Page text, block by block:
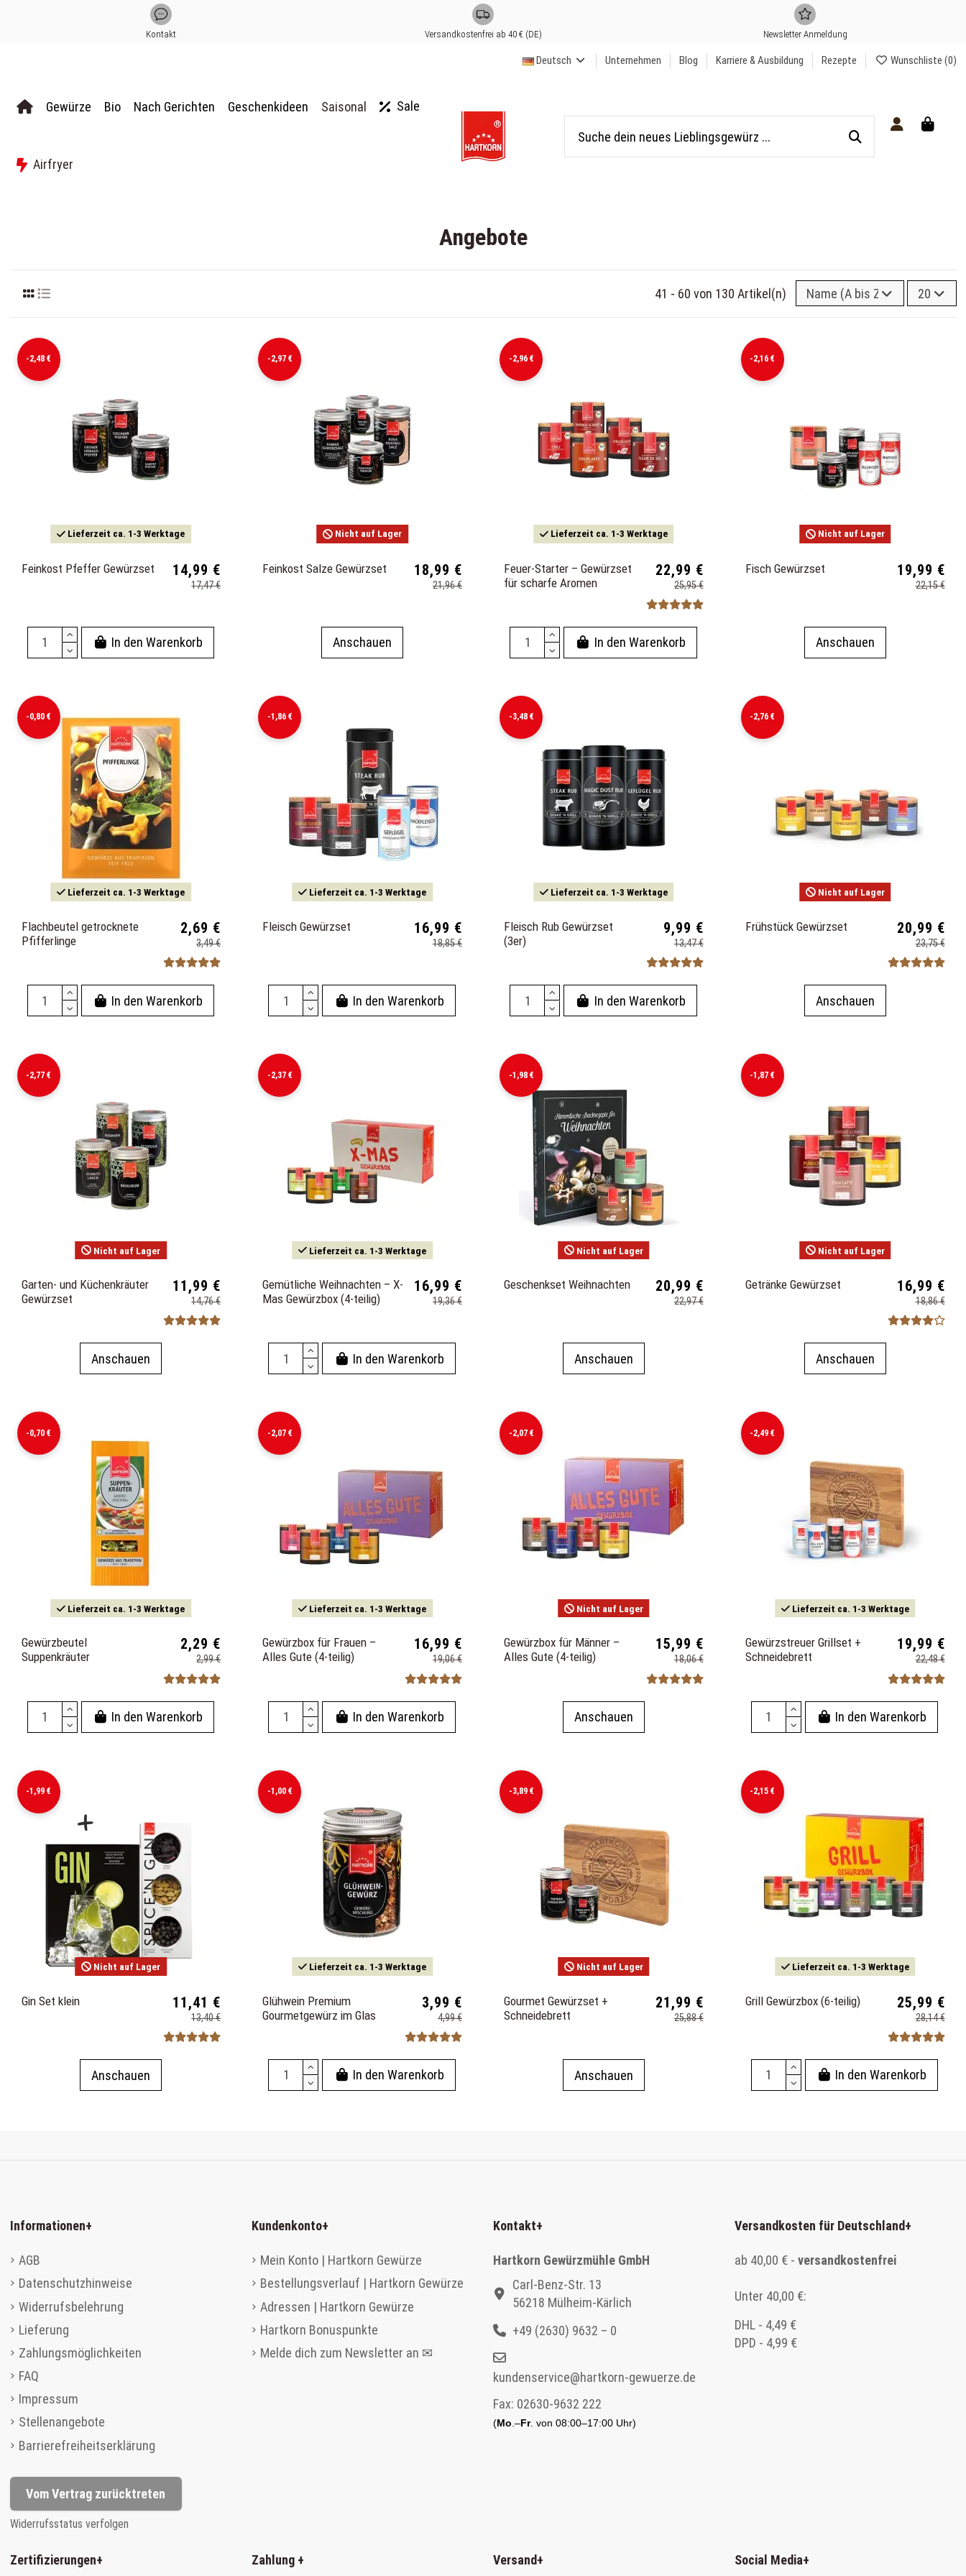
Kontakt Versandkostenfrei ab 40 € (DE) Newsletter Anmeldung
Deutsch Unternehmen Blog Karriere & Ausbildung Rezepte Wunschliste (0)
Gewürze Bio Nach Gerichten Geschenkideen Saisonal Sale
Airfryer
Angebote
41 - 60 von 130 Artikel(n) Name (A bis Z) 20
-2,48 €
Lieferzeit ca. 1-3 Werktage
Feinkost Pfeffer Gewürzset 14,99 €
17,47 €
In den Warenkorb
-2,97 €
Nicht auf Lager
Feinkost Salze Gewürzset 18,99 €
21,96 €
Anschauen
-2,96 €
Lieferzeit ca. 1-3 Werktage
Feuer-Starter – Gewürzset
für scharfe Aromen
22,99 €
25,95 €
In den Warenkorb
-2,16 €
Nicht auf Lager
Fisch Gewürzset 19,99 €
22,15 €
Anschauen
-0,80 €
Lieferzeit ca. 1-3 Werktage
Flachbeutel getrocknete
Pfifferlinge
2,69 €
3,49 €
In den Warenkorb
-1,86 €
Lieferzeit ca. 1-3 Werktage
Fleisch Gewürzset 16,99 €
18,85 €
In den Warenkorb
-3,48 €
Lieferzeit ca. 1-3 Werktage
Fleisch Rub Gewürzset
(3er)
9,99 €
13,47 €
In den Warenkorb
-2,76 €
Nicht auf Lager
Frühstück Gewürzset 20,99 €
23,75 €
Anschauen
-2,77 €
Nicht auf Lager
Garten- und Küchenkräuter
Gewürzset
11,99 €
14,76 €
Anschauen
-2,37 €
Lieferzeit ca. 1-3 Werktage
Gemütliche Weihnachten – X-
Mas Gewürzbox (4-teilig)
16,99 €
19,36 €
In den Warenkorb
-1,98 €
Nicht auf Lager
Geschenkset Weihnachten 20,99 €
22,97 €
Anschauen
-1,87 €
Nicht auf Lager
Getränke Gewürzset 16,99 €
18,86 €
Anschauen
-0,70 €
Lieferzeit ca. 1-3 Werktage
Gewürzbeutel
Suppenkräuter
2,29 €
2,99 €
In den Warenkorb
-2,07 €
Lieferzeit ca. 1-3 Werktage
Gewürzbox für Frauen –
Alles Gute (4-teilig)
16,99 €
19,06 €
In den Warenkorb
-2,07 €
Nicht auf Lager
Gewürzbox für Männer –
Alles Gute (4-teilig)
15,99 €
18,06 €
Anschauen
-2,49 €
Lieferzeit ca. 1-3 Werktage
Gewürzstreuer Grillset +
Schneidebrett
19,99 €
22,48 €
In den Warenkorb
-1,99 €
Nicht auf Lager
Gin Set klein 11,41 €
13,40 €
Anschauen
-1,00 €
Lieferzeit ca. 1-3 Werktage
Glühwein Premium
Gourmetgewürz im Glas
3,99 €
4,99 €
In den Warenkorb
-3,89 €
Nicht auf Lager
Gourmet Gewürzset +
Schneidebrett
21,99 €
25,88 €
Anschauen
-2,15 €
Lieferzeit ca. 1-3 Werktage
Grill Gewürzbox (6-teilig) 25,99 €
28,14 €
In den Warenkorb
Informationen+
AGB
Datenschutzhinweise
Widerrufsbelehrung
Lieferung
Zahlungsmöglichkeiten
FAQ
Impressum
Stellenangebote
Barrierefreiheitserklärung
Kundenkonto+
Mein Konto | Hartkorn Gewürze
Bestellungsverlauf | Hartkorn Gewürze
Adressen | Hartkorn Gewürze
Hartkorn Bonuspunkte
Melde dich zum Newsletter an ✉
Kontakt+
Hartkorn Gewürzmühle GmbH
Carl-Benz-Str. 13
56218 Mülheim-Kärlich
+49 (2630) 9632 – 0
kundenservice@hartkorn-gewuerze.de
Fax: 02630-9632 222
(Mo .–Fr. von 08:00–17:00 Uhr)
Versandkosten für Deutschland+
ab 40,00 € - versandkostenfrei
Unter 40,00 €:
DHL - 4,49 €
DPD - 4,99 €
Vom Vertrag zurücktreten
Widerrufsstatus verfolgen
Zertifizierungen+ Zahlung + Versand+ Social Media+